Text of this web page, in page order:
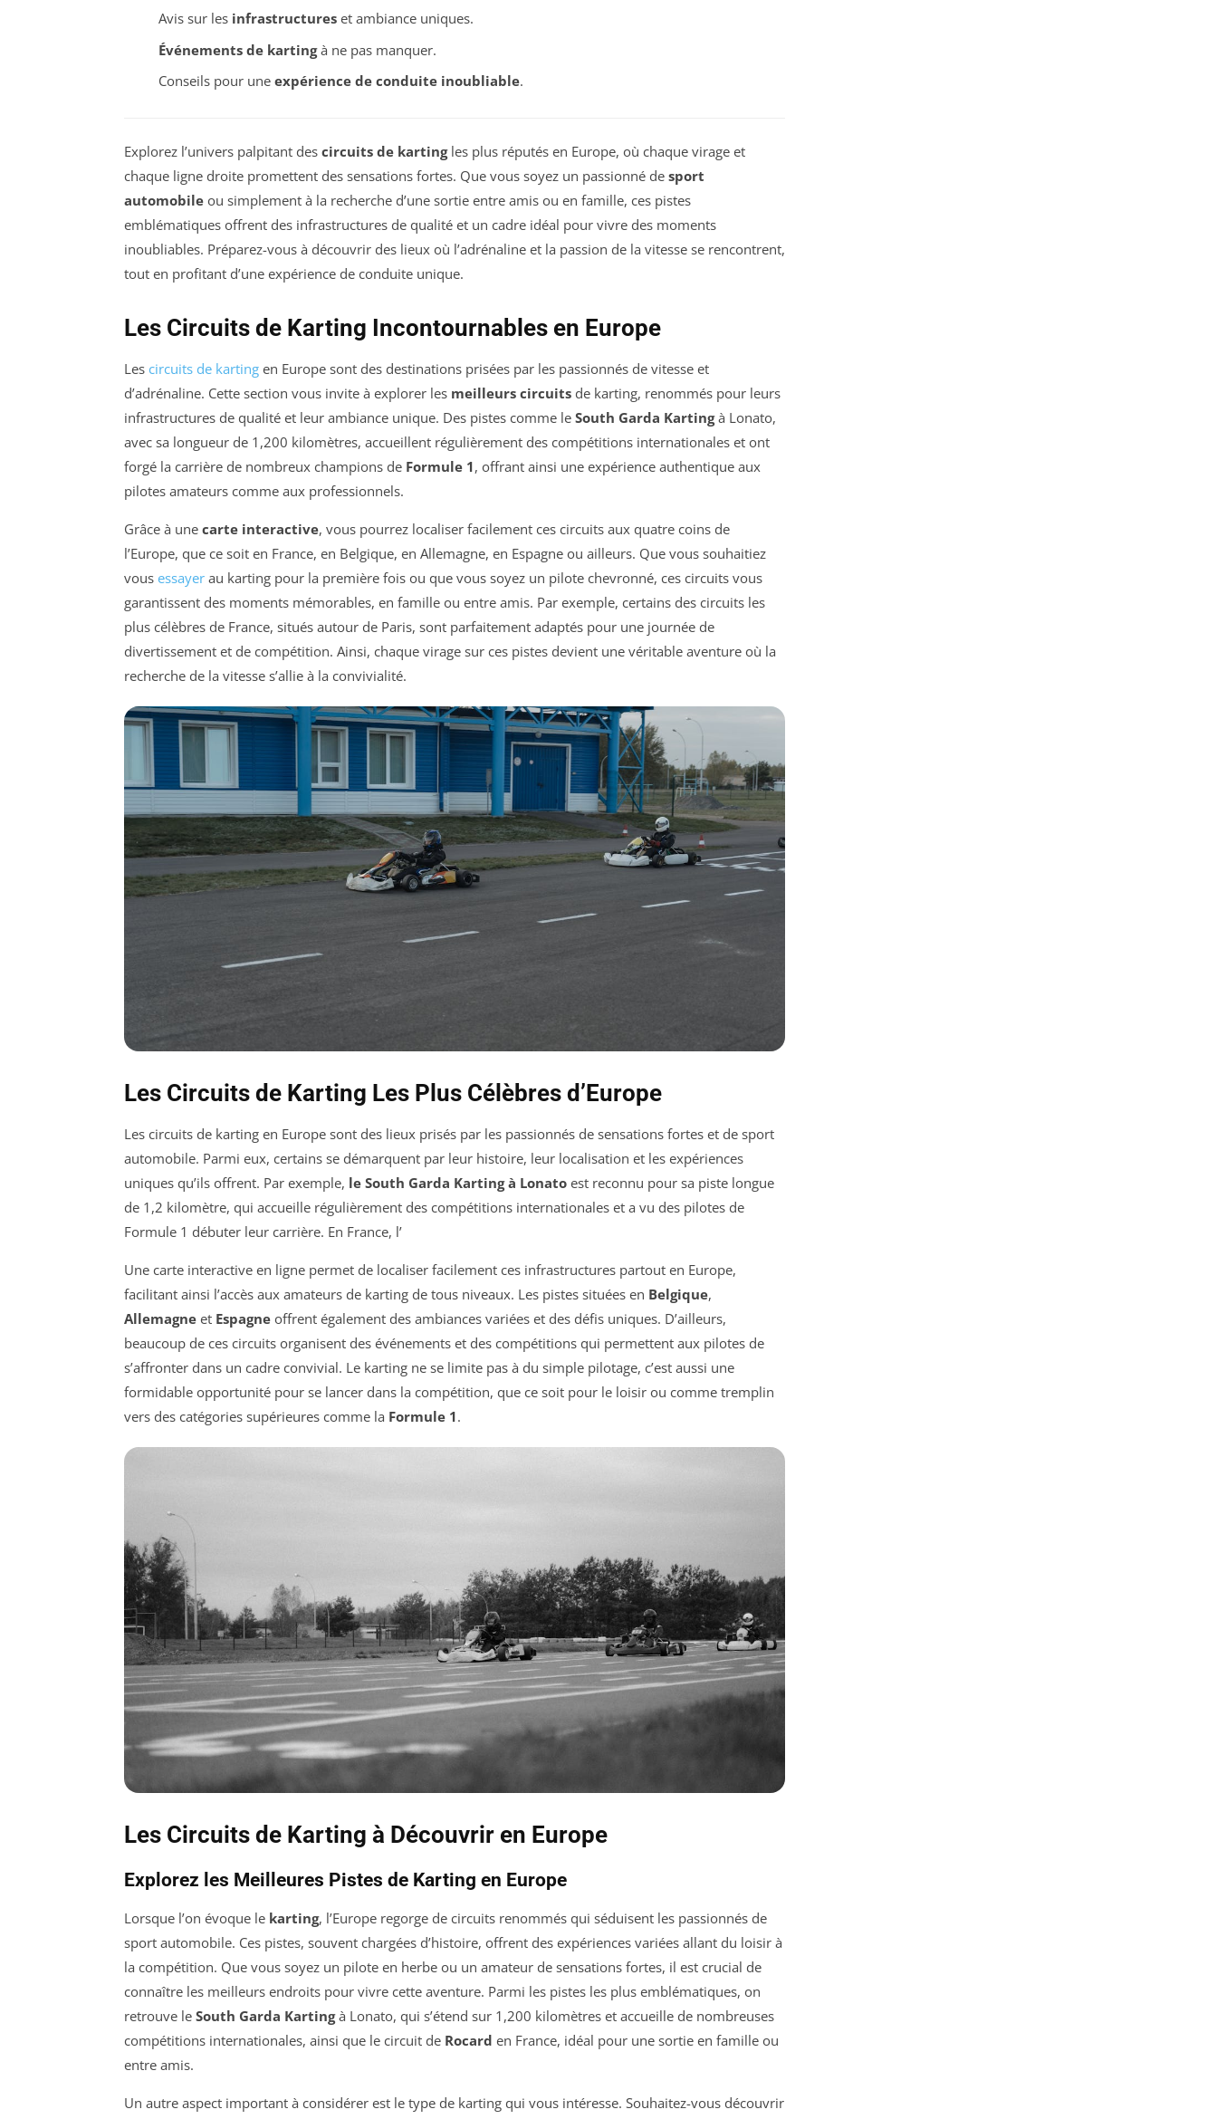
Avis sur les infrastructureset ambiance uniques.
Événements de kartingà ne pas manquer.
Conseils pour une expérience de conduite inoubliable.
Explorez l’univers palpitant des circuits de kartingles plus réputés en Europe, où chaque virage et
chaque ligne droite promettent des sensations fortes. Que vous soyez un passionné de sport
automobile ou simplement à la recherche d’une sortie entre amis ou en famille, ces pistes
emblématiques offrent des infrastructures de qualité et un cadre idéal pour vivre des moments
inoubliables. Préparez-vous à découvrir des lieux où l’adrénaline et la passion de la vitesse se rencontrent,
tout en profitant d’une expérience de conduite unique.
Les Circuits de Karting Incontournables en Europe
Les circuits de karting en Europe sont des destinations prisées par les passionnés de vitesse et
d’adrénaline. Cette section vous invite à explorer les meilleurs circuits de karting, renommés pour leurs
infrastructures de qualité et leur ambiance unique. Des pistes comme le South Garda Kartingà Lonato,
avec sa longueur de 1,200 kilomètres, accueillent régulièrement des compétitions internationales et ont
forgé la carrière de nombreux champions de Formule 1, offrant ainsi une expérience authentique aux
pilotes amateurs comme aux professionnels.
Grâce à une carte interactive, vous pourrez localiser facilement ces circuits aux quatre coins de
l’Europe, que ce soit en France, en Belgique, en Allemagne, en Espagne ou ailleurs. Que vous souhaitiez
vous essayer au karting pour la première fois ou que vous soyez un pilote chevronné, ces circuits vous
garantissent des moments mémorables, en famille ou entre amis. Par exemple, certains des circuits les
plus célèbres de France, situés autour de Paris, sont parfaitement adaptés pour une journée de
divertissement et de compétition. Ainsi, chaque virage sur ces pistes devient une véritable aventure où la
recherche de la vitesse s’allie à la convivialité.
Les Circuits de Karting Les Plus Célèbres d’Europe
Les circuits de karting en Europe sont des lieux prisés par les passionnés de sensations fortes et de sport
automobile. Parmi eux, certains se démarquent par leur histoire, leur localisation et les expériences
uniques qu’ils offrent. Par exemple, le South Garda Karting à Lonato est reconnu pour sa piste longue
de 1,2 kilomètre, qui accueille régulièrement des compétitions internationales et a vu des pilotes de
Formule 1 débuter leur carrière. En France, l’
Une carte interactive en ligne permet de localiser facilement ces infrastructures partout en Europe,
facilitant ainsi l’accès aux amateurs de karting de tous niveaux. Les pistes situées en Belgique,
Allemagne et Espagne offrent également des ambiances variées et des défis uniques. D’ailleurs,
beaucoup de ces circuits organisent des événements et des compétitions qui permettent aux pilotes de
s’affronter dans un cadre convivial. Le karting ne se limite pas à du simple pilotage, c’est aussi une
formidable opportunité pour se lancer dans la compétition, que ce soit pour le loisir ou comme tremplin
vers des catégories supérieures comme la Formule 1.
Les Circuits de Karting à Découvrir en Europe
Explorez les Meilleures Pistes de Karting en Europe
Lorsque l’on évoque le karting, l’Europe regorge de circuits renommés qui séduisent les passionnés de
sport automobile. Ces pistes, souvent chargées d’histoire, offrent des expériences variées allant du loisir à
la compétition. Que vous soyez un pilote en herbe ou un amateur de sensations fortes, il est crucial de
connaître les meilleurs endroits pour vivre cette aventure. Parmi les pistes les plus emblématiques, on
retrouve le South Garda Kartingà Lonato, qui s’étend sur 1,200 kilomètres et accueille de nombreuses
compétitions internationales, ainsi que le circuit de Rocard en France, idéal pour une sortie en famille ou
entre amis.
Un autre aspect important à considérer est le type de karting qui vous intéresse. Souhaitez-vous découvrir